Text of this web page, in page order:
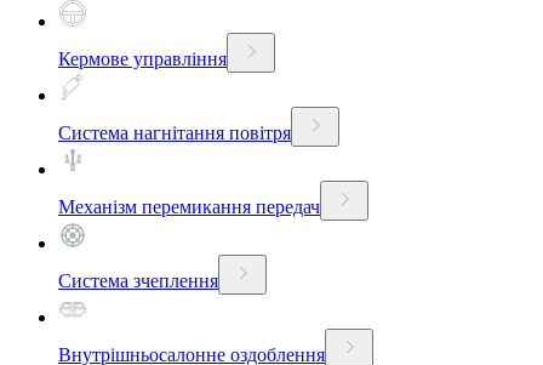
Кермове управління
Система нагнітання повітря
Механізм перемикання передач
Система зчеплення
Внутрішньосалонне оздоблення